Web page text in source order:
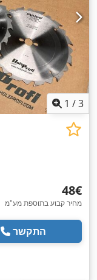
1 /3
‏48 ‏€
מחיר קבוע בתוספת מע"מ
התקשר